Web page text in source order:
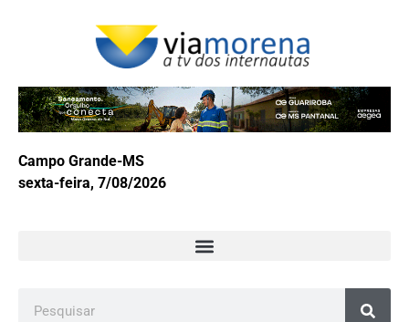
Campo Grande-MS
sexta-feira, 7/08/2026